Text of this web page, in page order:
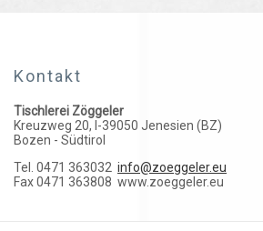
Kontakt
Tischlerei Zöggeler
Kreuzweg 20, I-39050 Jenesien (BZ)
Bozen - Südtirol
Tel. 0471 363032 info@zoeggeler.eu
Fax 0471 363808 www.zoeggeler.eu